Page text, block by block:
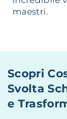
maestri.
Scopri
Svolta
e